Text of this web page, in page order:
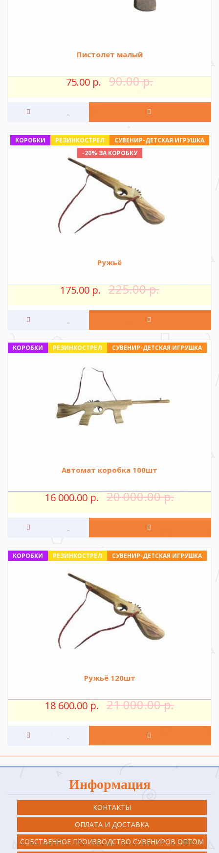
Пистолет малый
75.00 р. 90.00 р.
СУВЕНИР-ДЕТСКАЯ ИГРУШКА
РЕЗИНКОСТРЕЛ
КОРОБКИ
-20% ЗА КОРОБКУ
Ружьё
175.00 р. 225.00 р.
СУВЕНИР-ДЕТСКАЯ ИГРУШКА
РЕЗИНКОСТРЕЛ
КОРОБКИ
Автомат коробка 100шт
16 000.00 р. 20 000.00 р.
СУВЕНИР-ДЕТСКАЯ ИГРУШКА
РЕЗИНКОСТРЕЛ
КОРОБКИ
Ружьё 120шт
18 600.00 р. 21 000.00 р.
Информация
КОНТАКТЫ
ОПЛАТА И ДОСТАВКА
СОБСТВЕННОЕ ПРОИЗВОДСТВО СУВЕНИРОВ ОПТОМ